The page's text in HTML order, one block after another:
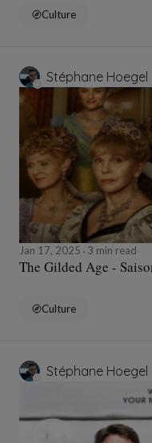
Culture
Stéphane Hoegel
Jan 17, 2025 3 min read
The Gilded Age -
Culture
Stéphane Hoegel